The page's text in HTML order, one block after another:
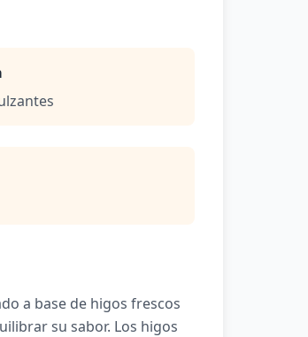
a base de higos frescos
su sabor. Los higos